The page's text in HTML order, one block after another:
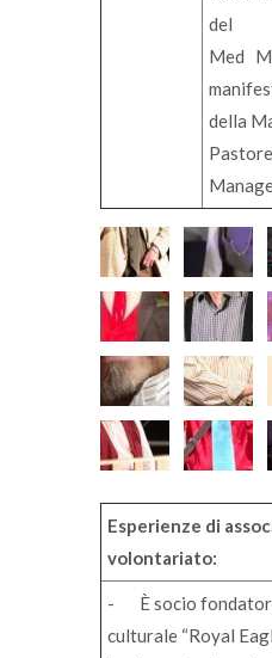
del
Med
della
Esperienze di
volontariato:
- È socio
culturale “Royal